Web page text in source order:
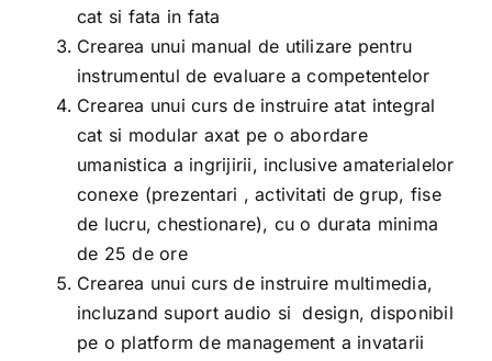
cat si fata in fata
Crearea unui manual de utilizare pentru
instrumentul de evaluare a competentelor
Crearea unui curs de instruire atat integral
cat si modular axat pe o abordare
umanistica a ingrijirii, inclusive amaterialelor
conexe (prezentari , activitati de grup, fise
de lucru, chestionare), cu o durata minima
de 25 de ore
Crearea unui curs de instruire multimedia,
incluzand suport audio si design, disponibil
pe o platform de management a invatarii